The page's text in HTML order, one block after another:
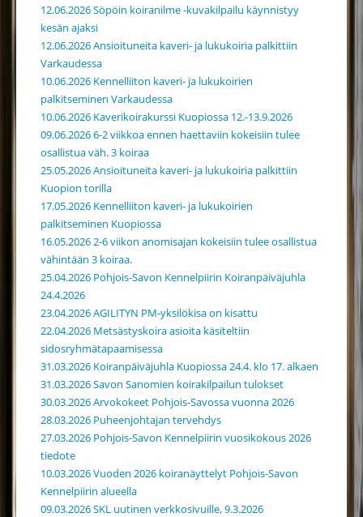
12.06.2026 Söpöin koiranilme -kuvakilpailu käynnistyy
kesän ajaksi
12.06.2026 Ansioituneita kaveri- ja lukukoiria palkittiin
Varkaudessa
10.06.2026 Kennelliiton kaveri- ja lukukoirien
palkitseminen Varkaudessa
10.06.2026 Kaverikoirakurssi Kuopiossa 12.-13.9.2026
09.06.2026 6-2 viikkoa ennen haettaviin kokeisiin tulee
osallistua väh. 3 koiraa
25.05.2026 Ansioituneita kaveri- ja lukukoiria palkittiin
Kuopion torilla
17.05.2026 Kennelliiton kaveri- ja lukukoirien
palkitseminen Kuopiossa
16.05.2026 2-6 viikon anomisajan kokeisiin tulee osallistua
vähintään 3 koiraa.
25.04.2026 Pohjois-Savon Kennelpiirin Koiranpäiväjuhla
24.4.2026
23.04.2026 AGILITYN PM-yksilökisa on kisattu
22.04.2026 Metsästyskoira asioita käsiteltiin
sidosryhmätapaamisessa
31.03.2026 Koiranpäiväjuhla Kuopiossa 24.4. klo 17. alkaen
31.03.2026 Savon Sanomien koirakilpailun tulokset
30.03.2026 Arvokokeet Pohjois-Savossa vuonna 2026
28.03.2026 Puheenjohtajan tervehdys
27.03.2026 Pohjois-Savon Kennelpiirin vuosikokous 2026
tiedote
10.03.2026 Vuoden 2026 koiranäyttelyt Pohjois-Savon
Kennelpiirin alueella
09.03.2026 SKL uutinen verkkosivuille, 9.3.2026